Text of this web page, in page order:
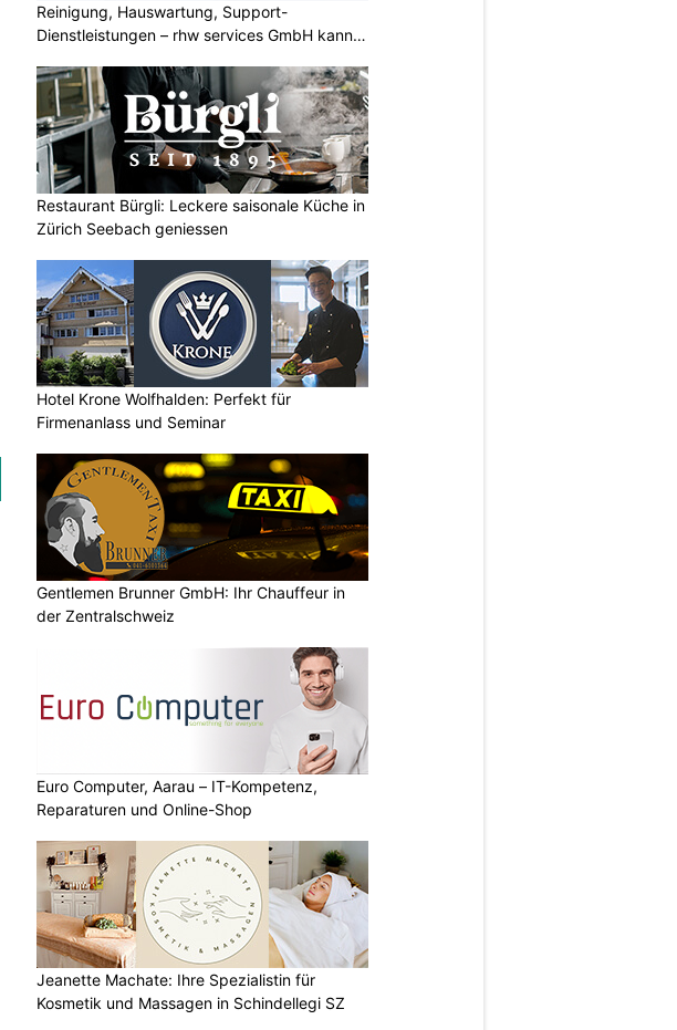
Reinigung, Hauswartung, Support-
Dienstleistungen – rhw services GmbH kann
Restaurant Bürgli: Leckere saisonale Küche in
Zürich Seebach geniessen
Hotel Krone Wolfhalden: Perfekt für
Firmenanlass und Seminar
Gentlemen Brunner GmbH: Ihr Chauffeur in
der Zentralschweiz
Euro Computer, Aarau – IT-Kompetenz,
Reparaturen und Online-Shop
Jeanette Machate: Ihre Spezialistin für
Kosmetik und Massagen in Schindellegi SZ